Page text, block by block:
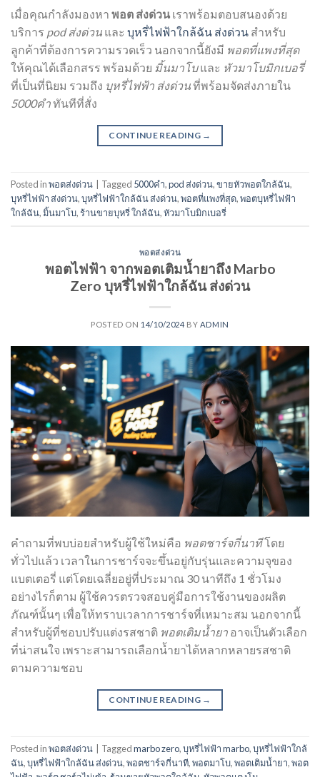
เมื่อคุณกำลังมองหา พอต ส่งด่วน เราพร้อมตอบสนองด้วย
บริการ pod ส่งด่วน และ บุหรี่ไฟฟ้าใกล้ฉัน ส่งด่วน สำหรับ
ลูกค้าที่ต้องการความรวดเร็ว นอกจากนี้ยังมี พอตที่แพงที่สุด
ให้คุณได้เลือกสรร พร้อมด้วย มิ้นมาโบและ หัวมาโบมิกเบอรี่
ที่เป็นที่นิยม รวมถึง บุหรี่ไฟฟ้า ส่งด่วนที่พร้อมจัดส่งภายใน
5000คำทันทีที่สั่ง
CONTINUE READING →
Posted inพอตส่งด่วน Tagged 5000คำ,pod ส่งด่วน,ขายหัวพอตใกล้ฉัน,
บุหรี่ไฟฟ้า ส่งด่วน,บุหรี่ไฟฟ้าใกล้ฉัน ส่งด่วน,พอตที่แพงที่สุด,พอตบุหรี่ไฟฟ้า
ใกล้ฉัน,มิ้นมาโบ,ร้านขายบุหรี่ ใกล้ฉัน,หัวมาโบมิกเบอรี่
พอตส่งด่วน
พอตไฟฟ้า จากพอตเติมน้ำยาถึง Marbo
Zero บุหรี่ไฟฟ้าใกล้ฉัน ส่งด่วน
POSTED ON 14/10/2024 BY ADMIN
คำถามที่พบบ่อยสำหรับผู้ใช้ใหม่คือ พอตชาร์จกี่นาทีโดย
ทั่วไปแล้ว เวลาในการชาร์จจะขึ้นอยู่กับรุ่นและความจุของ
แบตเตอรี่ แต่โดยเฉลี่ยอยู่ที่ประมาณ 30 นาทีถึง 1 ชั่วโมง
อย่างไรก็ตาม ผู้ใช้ควรตรวจสอบคู่มือการใช้งานของผลิต
ภัณฑ์นั้นๆ เพื่อให้ทราบเวลาการชาร์จที่เหมาะสม นอกจากนี้
สำหรับผู้ที่ชอบปรับแต่งรสชาติ พอตเติมน้ำยา อาจเป็นตัวเลือก
ที่น่าสนใจ เพราะสามารถเลือกน้ำยาได้หลากหลายรสชาติ
ตามความชอบ
CONTINUE READING →
Posted inพอตส่งด่วน Taggedmarbo zero,บุหรี่ไฟฟ้า marbo,บุหรี่ไฟฟ้าใกล้
ฉัน,บุหรี่ไฟฟ้าใกล้ฉัน ส่งด่วน,พอตชาร์จกี่นาที,พอตมาโบ,พอตเติมน้ำยา,พอต